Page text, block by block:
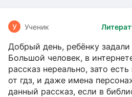
У Ученик
Добрый день, ребёнку
Большой человек, в
рассказ нереально, зато
от гдз, и даже имена
данный рассказ, если в